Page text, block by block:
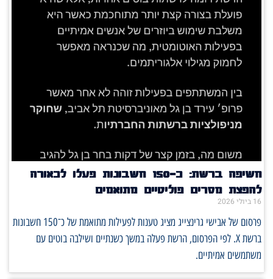
חשיפה ברשת: כ־150 חשבונות פעלו לכאורה
להפצת מסרים פוליטיים מתואמים
16 ביולי 2026
פרסום של אבישי גרינצייג מציג טענות לפעילות מתואמת של כ־150 חשבונות
ברשת X. לפי הפרסום, הרשת פעלה במשך כשנתיים ושילבה בוטים עם
משתמשים אמיתיים.